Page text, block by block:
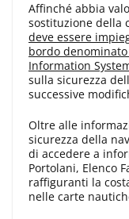
Affinché abbia
sostituzione della
deve essere
bordo
Information
sulla sicurezza
successive
Oltre alle
sicurezza della
di accedere a
Portolani, Elenco
raffiguranti la
nelle carte